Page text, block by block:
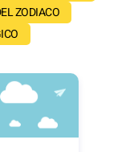
ZODIACO